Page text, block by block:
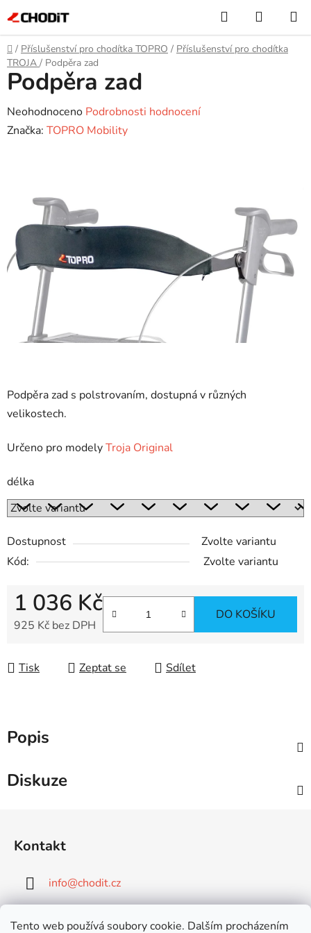
Tento web používá soubory cookie. Dalším procházením
na
obsah
Hledat
KOŠÍK
Domů
/ Příslušenství pro chodítka TOPRO / Příslušenství pro chodítka
TROJA / Podpěra zad
Podpěra zad s polstrovaním, dostupná v různých
velikostech.
Určeno pro modelyTroja Original
délka
Dostupnost
Zvolte variantu
Kód:
Zvolte variantu
1 036 Kč
925 Kč bez DPH
DO KOŠÍKU
Tisk Zeptat se Sdílet
Podpěra zad
Průměrné
hodnocení
hvězdiček.
Neohodnoceno Podrobnosti hodnocení
Značka: TOPRO Mobility
Popis
Diskuze
í
Kontakt
info@chodit.cz